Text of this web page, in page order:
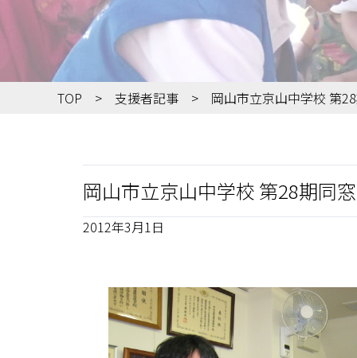
TOP 支援者記事 岡山市立京山中学校 第
岡山市立京山中学校 第28期同
2012年3月1日